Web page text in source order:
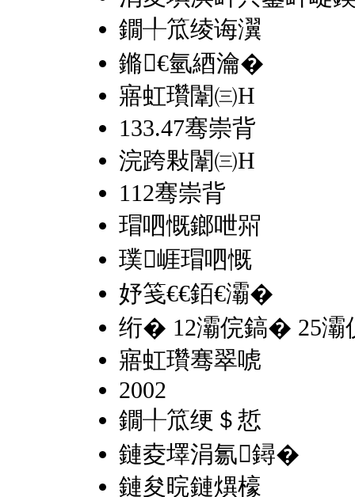
鐗╀笟绫诲瀷
鏅€氫綇瀹�
寤虹瓚闈㈢Н
133.47骞崇背
浣跨敤闈㈢Н
112骞崇背
瑁呬慨鎯呭喌
璞崕瑁呬慨
妤笺€€銆€灞�
绗� 12灞俒鎬� 25灞
寤虹瓚骞翠唬
2002
鐗╀笟绠＄悊
鏈夌墿涓氱鐞�
鏈夋晥鏈熼檺